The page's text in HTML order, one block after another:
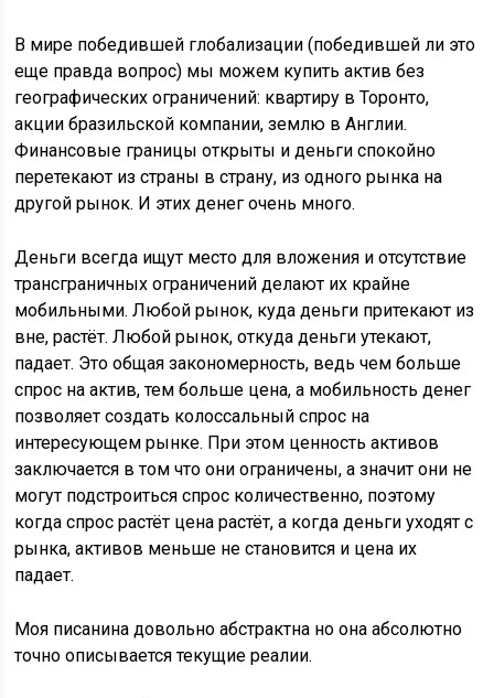
В мире победившей глобализации (победившей ли это
еще правда вопрос) мы можем купить актив без
географических ограничений: квартиру в Торонто,
акции бразильской компании, землю в Англии.
Финансовые границы открыты и деньги спокойно
перетекают из страны в страну, из одного рынка на
другой рынок. И этих денег очень много.
Деньги всегда ищут место для вложения и отсутствие
трансграничных ограничений делают их крайне
мобильными. Любой рынок, куда деньги притекают из
вне, растёт. Любой рынок, откуда деньги утекают,
падает. Это общая закономерность, ведь чем больше
спрос на актив, тем больше цена, а мобильность денег
позволяет создать колоссальный спрос на
интересующем рынке. При этом ценность активов
заключается в том что они ограничены, а значит они не
могут подстроиться спрос количественно, поэтому
когда спрос растёт цена растёт, а когда деньги уходят с
рынка, активов меньше не становится и цена их
падает.
Моя писанина довольно абстрактна но она абсолютно
точно описывается текущие реалии.